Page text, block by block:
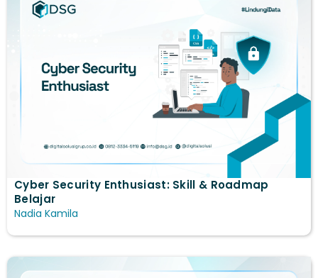
Cyber Security Enthusiast: Skill & Roadmap
Belajar
Nadia Kamila